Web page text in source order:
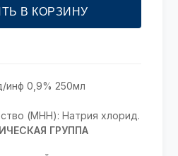
В КОРЗИНУ
инф 0,9% 250мл
(МНН): Натрия хлорид.
ГРУППА